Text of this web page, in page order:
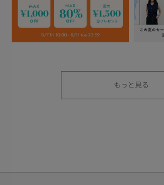
もっと見る